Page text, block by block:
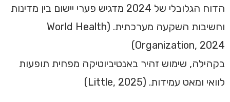
הדוח הגלובלי של 2024 מדגיש פערי יישום בין מדינות
וחשיבות השקעה מערכתית. (World Health
Organization, 2024)
בקהילה, שימוש זהיר באנטיביוטיקה מפחית תופעות
לוואי ומאט עמידות. (Little, 2025)